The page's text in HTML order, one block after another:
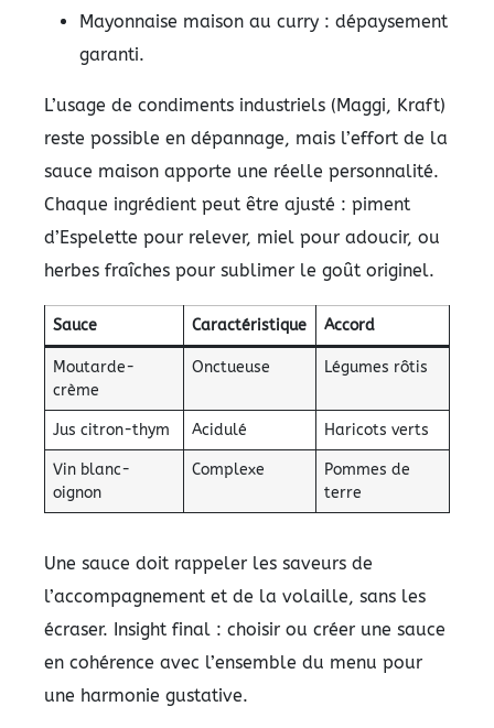
Mayonnaise maison au curry : dépaysement
garanti.
L’usage de condiments industriels (Maggi, Kraft)
reste possible en dépannage, mais l’effort de la
sauce maison apporte une réelle personnalité.
Chaque ingrédient peut être ajusté : piment
d’Espelette pour relever, miel pour adoucir, ou
herbes fraîches pour sublimer le goût originel.
Sauce Caractéristique Accord
Moutarde-
crème
Onctueuse Légumes rôtis
Jus citron-thym Acidulé Haricots verts
Vin blanc-
oignon
Complexe
Pommes de
terre
Une sauce doit rappeler les saveurs de
l’accompagnement et de la volaille, sans les
écraser. Insight final : choisir ou créer une sauce
en cohérence avec l’ensemble du menu pour
une harmonie gustative.